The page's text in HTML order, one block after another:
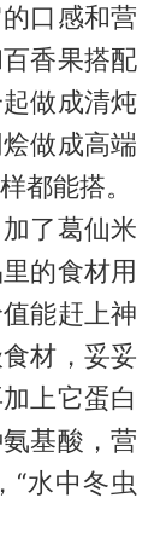
口感和营
香果搭配
做成清炖
做成高端
都能搭。
了葛仙米
的食材用
能赶上神
材，妥妥
上它蛋白
基酸，营
“水中冬虫